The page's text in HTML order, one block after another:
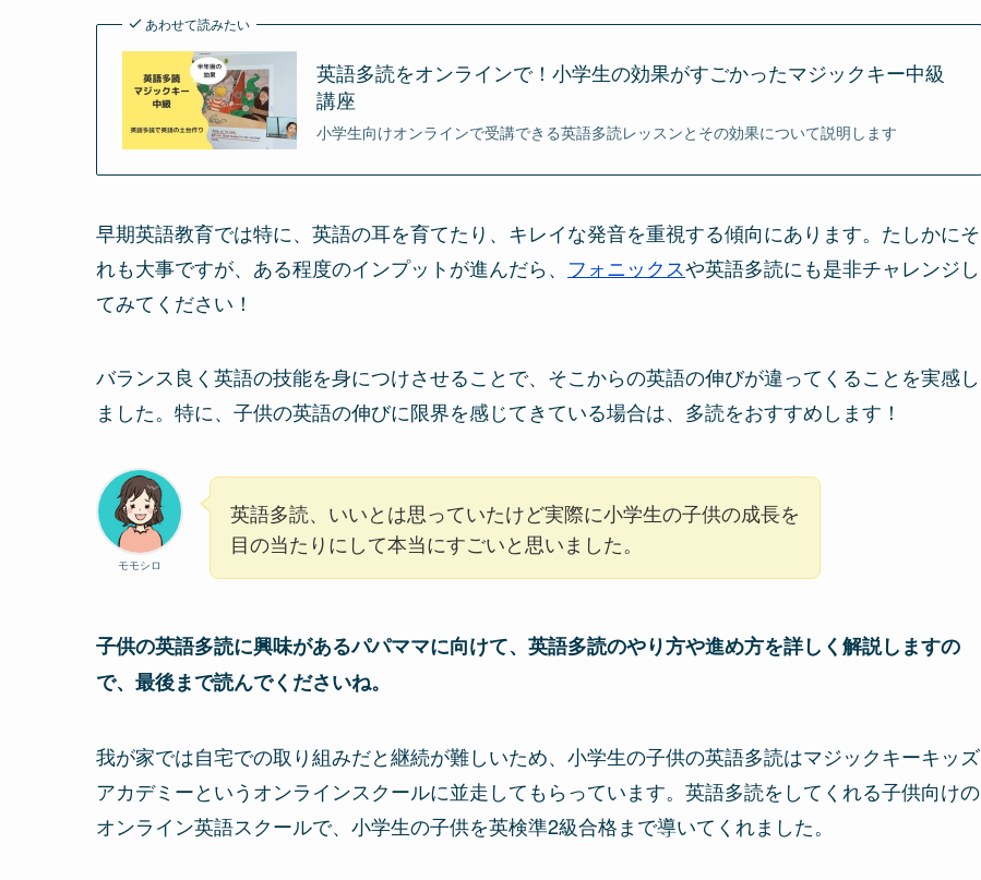
あわせて読みたい
英語多読をオンラインで！小学生の効果がすごかったマジックキー中級
講座
小学生向けオンラインで受講できる英語多読レッスンとその効果について説明します
早期英語教育では特に、英語の耳を育てたり、キレイな発音を重視する傾向にあります。たしかにそ
れも大事ですが、ある程度のインプットが進んだら、 フォニックスや英語多読にも是非チャレンジし
てみてください！
バランス良く英語の技能を身につけさせることで、そこからの英語の伸びが違ってくることを実感し
ました。特に、子供の英語の伸びに限界を感じてきている場合は、多読をおすすめします！
モモシロ
英語多読、いいとは思っていたけど実際に小学生の子供の成長を
目の当たりにして本当にすごいと思いました。
子供の英語多読に興味があるパパママに向けて、英語多読のやり方や進め方を詳しく解説しますの
で、最後まで読んでくださいね。
我が家では自宅での取り組みだと継続が難しいため、小学生の子供の英語多読はマジックキーキッズ
アカデミーというオンラインスクールに並走してもらっています。英語多読をしてくれる子供向けの
オンライン英語スクールで、小学生の子供を英検準2級合格まで導いてくれました。